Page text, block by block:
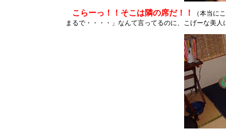
こらーっ！！そこは隣の席だ！！
（本当に
まるで・・・・」なんて言ってるのに、こげーな美